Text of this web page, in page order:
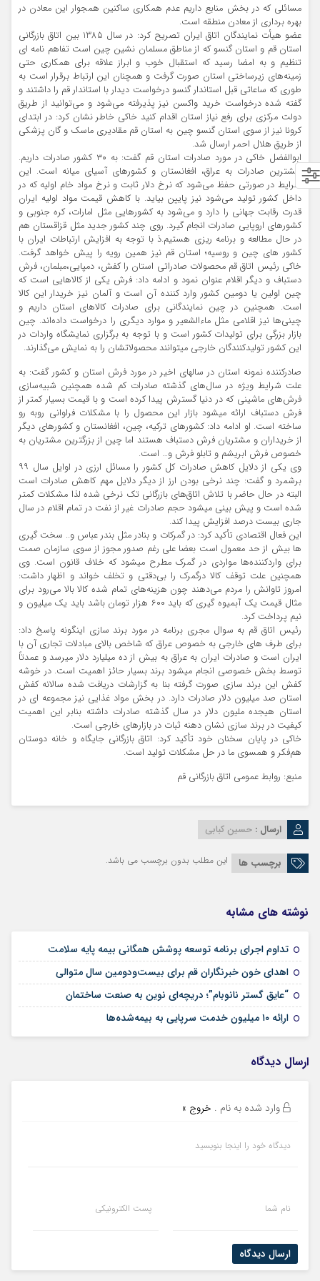
مسائلی که در بخش منابع داریم عدم همکاری ساکنین همجوار این معادن در
بهره برداری از معادن منطقه است.
عضو هیأت نمایندگان اتاق ایران تصریح کرد: در سال 1385 بین اتاق بازرگانی
استان قم و استان گنسو که از مناطق مسلمان نشین چین است تفاهم نامه ای
تنظیم و به امضا رسید که استقبال خوب و ابراز علاقه برای همکاری حتی
زمینه‌های زیرساختی استان صورت گرفت و همچنان این ارتباط برقرار است به
طوری که ساعاتی قبل استاندار گنسو درخواست دیدار با استاندار قم را داشتند و
گفته شده درخواست خرید واکسن نیز پذیرفته می‌شود و می‌توانید از طریق
دولت مرکزی برای رفع نیاز استان اقدام کنید خاکی خاطر نشان کرد: در ابتدای
کرونا نیز از سوی استان گنسو چین به استان قم مقادیری ماسک و گان پزشکی
از طریق هلال احمر ارسال شد.
ابوالفضل خاکی در مورد صادرات استان قم گفت: به ۳۰ کشور صادرات داریم.
بیشترین صادرات به عراق، افغانستان و کشورهای آسیای میانه است. این
شرایط در صورتی حفظ می‌شود که نرخ دلار ثابت و نرخ مواد خام اولیه که در
داخل کشور تولید می‌شود نیز پایین بیاید. با کاهش قیمت مواد اولیه ایران
قدرت رقابت جهانی را دارد و می‌شود به کشورهایی مثل امارات، کره جنوبی و
کشورهای اروپایی صادرات انجام گیرد. روی چند کشور جدید مثل قزاقستان هم
در حال مطالعه و برنامه ریزی هستیم.ذ با توجه به افزایش ارتباطات ایران با
کشور های چین و روسیه؛ استان قم نیز همین رویه را پیش خواهد گرفت.
خاکی رئیس اتاق قم محصولات صادراتی استان را کفش، دمپایی،مبلمان، فرش
دستباف و دیگر اقلام عنوان نمود و ادامه داد: فرش یکی از کالاهایی است که
چین اولین یا دومین کشور وارد کننده آن است و آلمان نیز خریدار این کالا
است. همچنین در چین نمایندگانی برای صادرات کالاهای استان داریم و
چینی‌ها نیز اقلامی مثل ماءالشعیر و موارد دیگری را درخواست داده‌اند. چین
بازار بزرگی برای تولیدات کشور است و با توجه به برگزاری نمایشگاه واردات در
این کشور تولیدکنندگان خارجی میتوانند محصولاتشان را به نمایش می‌گذارند.
صادرکننده نمونه استان در سالهای اخیر در مورد فرش استان و کشور گفت: به
علت شرایط ویژه در سال‌های گذشته صادرات کم شده همچنین شبیه‌سازی
فرش‌های ماشینی که در دنیا گسترش پیدا کرده است و با قیمت بسیار کمتر از
فرش دستباف ارائه میشود بازار این محصول را با مشکلات فراوانی روبه رو
ساخته است. او ادامه داد: کشورهای ترکیه، چین، افغانستان و کشورهای دیگر
از خریداران و مشتریان فرش دستباف هستند اما چین از بزرگترین مشتریان به
خصوص فرش ابریشم و تابلو فرش و… است.
وی یکی از دلایل کاهش صادرات کل کشور را مسائل ارزی در اوایل سال ۹۹
برشمرد و گفت: چند نرخی بودن ارز از دیگر دلایل مهم کاهش صادرات است
البته در حال حاضر با تلاش اتاق‌های بازرگانی تک نرخی شده لذا مشکلات کمتر
شده است و پیش بینی میشود حجم صادرات غیر از نفت در تمام اقلام در سال
جاری بیست درصد افزایش پیدا کند.
این فعال اقتصادی تأکید کرد: در گمرکات و بنادر مثل بندر عباس و.. سخت گیری
ها بیش از حد معمول است بعضا علی رغم صدور مجوز از سوی سازمان صمت
برای واردکننده‌ها مواردی در گمرک مطرح میشود که خلاف قانون است. وی
همچنین علت توقف کالا درگمرک را بی‌دقتی و تخلف خواند و اظهار داشت:
امروز تاوانش را مردم می‌دهند چون هزینه‌های تمام شده کالا بالا می‌رود برای
مثال قیمت یک آبمیوه گیری که باید ۶۰۰ هزار تومان باشد باید یک میلیون و
نیم پرداخت کرد.
رئیس اتاق قم به سوال مجری برنامه در مورد برند سازی اینگونه پاسخ داد:
برای طرف های خارجی به خصوص عراق که شاخص بالای مبادلات تجاری آن با
ایران است و صادرات ایران به عراق به بیش از ده میلیارد دلار میرسد و عمدتاً
توسط بخش خصوصی انجام میشود برند بسیار حائز اهمیت است. در خوشه
کفش این برند سازی صورت گرفته بنا به گزارشات دریافت شده سالانه کفش
استان صد میلیون دلار صادرات دارد. در بخش مواد غذایی نیز مجموعه ای در
استان هیجده ملیون دلار در سال گذشته صادرات داشته بنابر این اهمیت
کیفیت در برند سازی نشان دهنه ثبات در بازارهای خارجی است.
خاکی در پایان سخنان خود تأکید کرد: اتاق بازرگانی جایگاه و خانه دوستان
هم‌فکر و همسوی ما در حل مشکلات تولید است.
منبع: روابط عمومی اتاق بازرگانی قم
ارسال : حسین کبابی
برچسب ها این مطلب بدون برچسب می باشد.
نوشته های مشابه
تداوم اجرای برنامه توسعه پوشش همگانی بیمه پایه سلامت
اهدای خون خبرنگاران قم برای بیست‌ودومین سال متوالی
“عایق گستر نانوبام”؛ دریچه‌ای نوین به صنعت ساختمان
اراِئه ۱۰ میلیون خدمت سرپایی به بیمه‌شده‌ها
ارسال دیدگاه
وارد شده به نام . خروج »
دیدگاه خود را اینجا بنویسید
نام شما پست الکترونیکی
ارسال دیدگاه